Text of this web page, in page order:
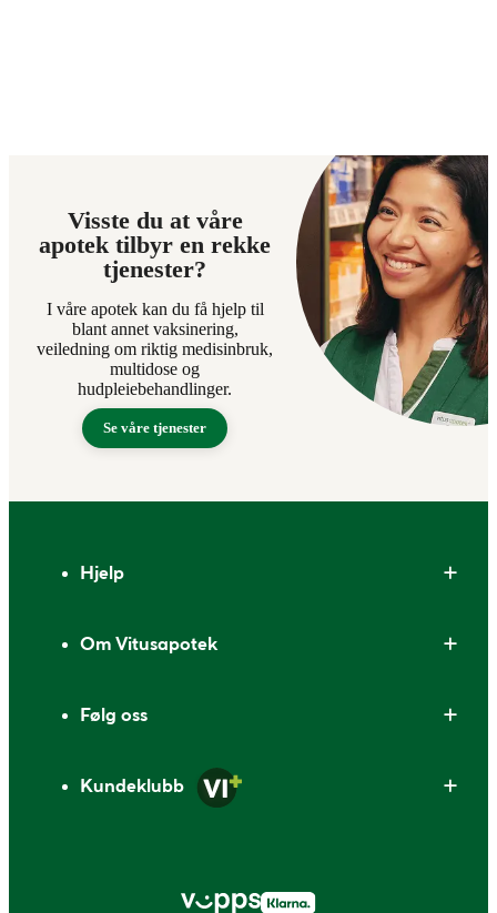
Visste du at våre
apotek tilbyr en rekke
tjenester?
I våre apotek kan du få hjelp til
blant annet vaksinering,
veiledning om riktig medisinbruk,
multidose og
hudpleiebehandlinger.
Se våre tjenester
Hjelp
Om Vitusapotek
Følg oss
Kundeklubb